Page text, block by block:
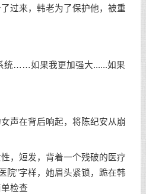
过来，韩老为了保护他，被重
……如果我更加强大......如果
在背后响起，将陈纪安从崩
短发，背着一个残破的医疗
院”字样，她眉头紧锁，跪在韩
检查